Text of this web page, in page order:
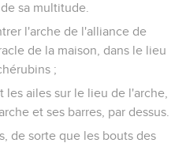
sa multitude.
l'arche de l'alliance de
de la maison, dans le lieu
;
ailes sur le lieu de l'arche,
et ses barres, par dessus.
de sorte que les bouts des